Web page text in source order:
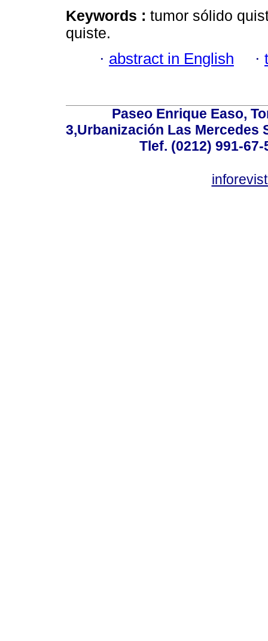
Keywords : tumor sólido
quiste.
· abstract in English ·
Paseo Enrique Easo,
3,Urbanización Las Mercedes
Tlef. (0212) 991-